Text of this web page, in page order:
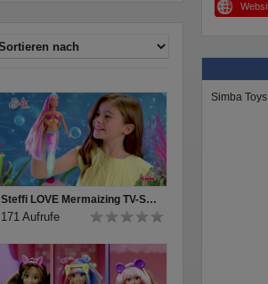
Steffi LOVE Mermaizing TV-Spot
171 Aufrufe
Simba